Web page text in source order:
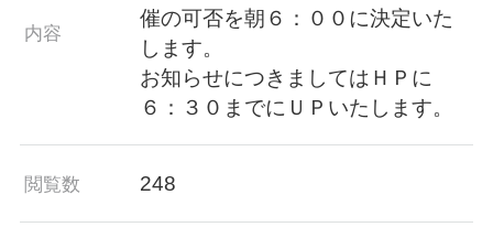
内容
催の可否を朝６：００に決定いた
します。
お知らせにつきましてはＨＰに
６：３０までにＵＰいたします。
閲覧数 248